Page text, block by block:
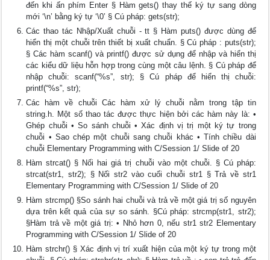
đến khi ấn phím Enter § Hàm gets() thay thế ký tự sang dòng
mới ‘\n’ bằng ký tự ‘\0’ § Cú pháp: gets(str);
Các thao tác Nhập/Xuất chuỗi - tt § Hàm puts() được dùng để
hiển thị một chuỗi trên thiết bị xuất chuẩn. § Cú pháp : puts(str);
§ Các hàm scanf() và printf() được sử dụng để nhập và hiển thị
các kiểu dữ liệu hỗn hợp trong cùng một câu lệnh. § Cú pháp để
nhập chuỗi: scanf(“%s”, str); § Cú pháp để hiển thị chuỗi:
printf(“%s”, str);
Các hàm về chuỗi Các hàm xử lý chuỗi nằm trong tập tin
string.h. Một số thao tác được thực hiện bởi các hàm này là: •
Ghép chuỗi • So sánh chuỗi • Xác định vị trị một ký tự trong
chuỗi • Sao chép một chuỗi sang chuỗi khác • Tính chiều dài
chuỗi Elementary Programming with C/Session 1/ Slide of 20
Hàm strcat() § Nối hai giá trị chuỗi vào một chuỗi. § Cú pháp:
strcat(str1, str2); § Nối str2 vào cuối chuỗi str1 § Trả về str1
Elementary Programming with C/Session 1/ Slide of 20
Hàm strcmp() §So sánh hai chuỗi và trả về một giá trị số nguyên
dựa trên kết quả của sự so sánh. §Cú pháp: strcmp(str1, str2);
§Hàm trả về một giá trị: • Nhỏ hơn 0, nếu str1 str2 Elementary
Programming with C/Session 1/ Slide of 20
Hàm strchr() § Xác định vị trí xuất hiện của một ký tự trong một